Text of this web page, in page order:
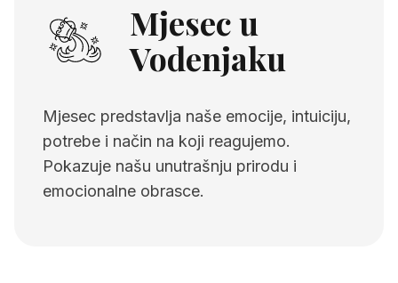
Mjesec u
Vodenjaku
Mjesec predstavlja naše emocije, intuiciju,
potrebe i način na koji reagujemo.
Pokazuje našu unutrašnju prirodu i
emocionalne obrasce.